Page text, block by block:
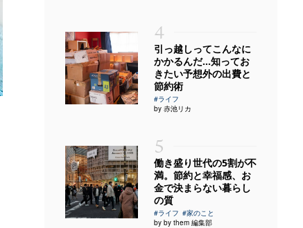
4
引っ越しってこんなに
かかるんだ…知ってお
きたい予想外の出費と
節約術
#ライフ
by 赤池リカ
5
働き盛り世代の5割が不
満。節約と幸福感、お
金で決まらない暮らし
の質
#ライフ #家のこと
by by them 編集部